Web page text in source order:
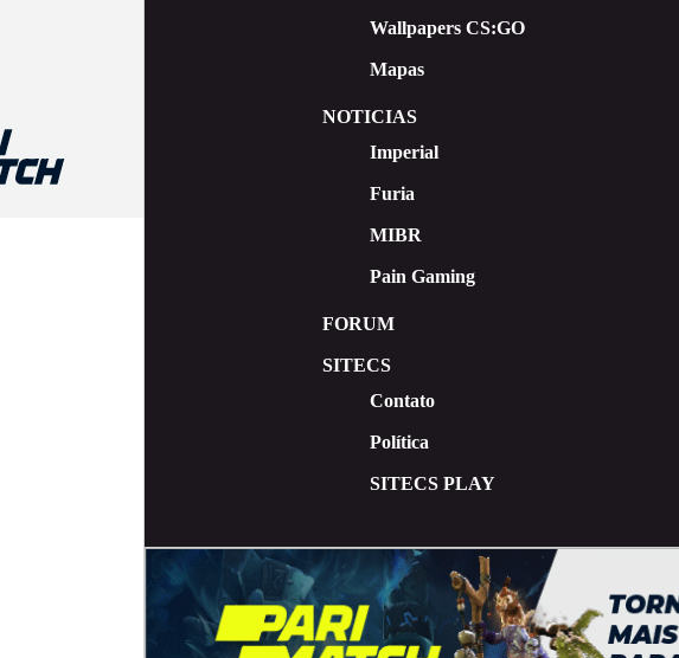
Wallpapers CS:GO
Mapas
NOTICIAS
Imperial
Furia
MIBR
Pain Gaming
FORUM
SITECS
Contato
Política
SITECS PLAY